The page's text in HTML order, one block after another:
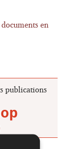
en
publications